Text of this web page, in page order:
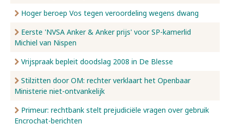
Hoger beroep Vos tegen veroordeling wegens dwang
Eerste 'NVSA Anker & Anker prijs' voor SP-kamerlid
Michiel van Nispen
Vrijspraak bepleit doodslag 2008 in De Blesse
Stilzitten door OM: rechter verklaart het Openbaar
Ministerie niet-ontvankelijk
Primeur: rechtbank stelt prejudiciële vragen over gebruik
Encrochat-berichten